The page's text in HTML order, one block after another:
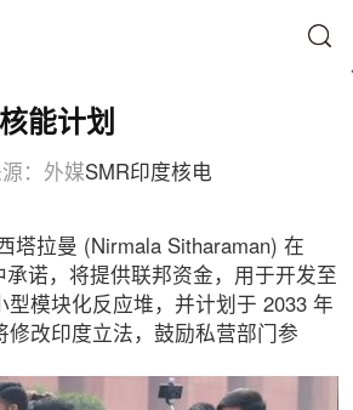
能计划
：外媒SMR印度核电
塔拉曼 (Nirmala Sitharaman) 在
承诺，将提供联邦资金，用于开发至
型模块化反应堆，并计划于 2033 年
修改印度立法，鼓励私营部门参